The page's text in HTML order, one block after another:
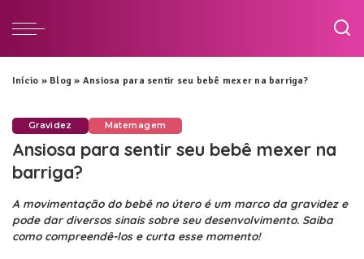
Início » Blog » Ansiosa para sentir seu bebê mexer na barriga?
Gravidez Maternagem
Ansiosa para sentir seu bebê mexer na
barriga?
A movimentação do bebê no útero é um marco da gravidez e
pode dar diversos sinais sobre seu desenvolvimento. Saiba
como compreendê-los e curta esse momento!